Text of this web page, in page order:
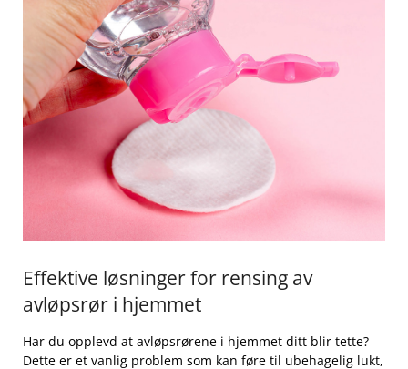
Effektive løsninger ​for rensing av
avløpsrør i hjemmet
Har du opplevd at avløpsrørene i hjemmet ditt blir⁣ tette?
Dette er et vanlig problem som kan føre⁣ til ubehagelig lukt,